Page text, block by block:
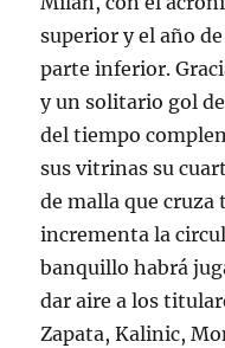
superior y el año
parte inferior.
y un solitario gol
del tiempo
sus vitrinas su
de malla que cruza
incrementa la
banquillo habrá
dar aire a los
Zapata, Kalinic,